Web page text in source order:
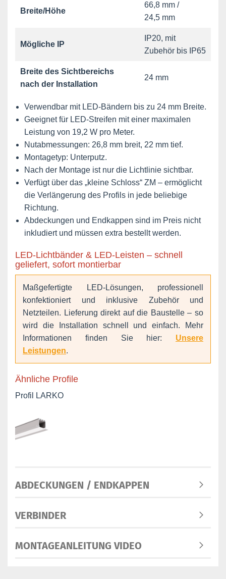
Breite/Höhe
66,8 mm /
24,5 mm
Mögliche IP
IP20, mit
Zubehör bis IP65
Breite des Sichtbereichs
nach der Installation
24 mm
Verwendbar mit LED-Bändern bis zu 24 mm Breite.
Geeignet für LED-Streifen mit einer maximalen
Leistung von 19,2 W pro Meter.
Nutabmessungen: 26,8 mm breit, 22 mm tief.
Montagetyp: Unterputz.
Nach der Montage ist nur die Lichtlinie sichtbar.
Verfügt über das „kleine Schloss“ ZM – ermöglicht
die Verlängerung des Profils in jede beliebige
Richtung.
Abdeckungen und Endkappen sind im Preis nicht
inkludiert und müssen extra bestellt werden.
LED-Lichtbänder & LED-Leisten – schnell
geliefert, sofort montierbar
Maßgefertigte LED-Lösungen, professionell
konfektioniert und inklusive Zubehör und
Netzteilen. Lieferung direkt auf die Baustelle – so
wird die Installation schnell und einfach. Mehr
Informationen finden Sie hier: Unsere
Leistungen.
Ähnliche Profile
Profil LARKO
ABDECKUNGEN / ENDKAPPEN
VERBINDER
MONTAGEANLEITUNG VIDEO